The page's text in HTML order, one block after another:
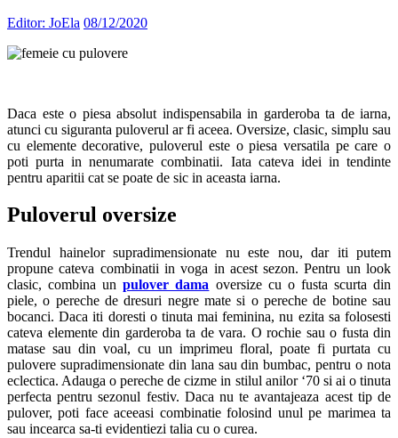
Editor: JoEla 08/12/2020
Daca este o piesa absolut indispensabila in garderoba ta de iarna,
atunci cu siguranta puloverul ar fi aceea. Oversize, clasic, simplu sau
cu elemente decorative, puloverul este o piesa versatila pe care o
poti purta in nenumarate combinatii. Iata cateva idei in tendinte
pentru aparitii cat se poate de sic in aceasta iarna.
Puloverul oversize
Trendul hainelor supradimensionate nu este nou, dar iti putem
propune cateva combinatii in voga in acest sezon. Pentru un look
clasic, combina unpulover dama oversize cu o fusta scurta din
piele, o pereche de dresuri negre mate si o pereche de botine sau
bocanci. Daca iti doresti o tinuta mai feminina, nu ezita sa folosesti
cateva elemente din garderoba ta de vara. O rochie sau o fusta din
matase sau din voal, cu un imprimeu floral, poate fi purtata cu
pulovere supradimensionate din lana sau din bumbac, pentru o nota
eclectica. Adauga o pereche de cizme in stilul anilor ‘70 si ai o tinuta
perfecta pentru sezonul festiv. Daca nu te avantajeaza acest tip de
pulover, poti face aceeasi combinatie folosind unul pe marimea ta
sau incearca sa-ti evidentiezi talia cu o curea.